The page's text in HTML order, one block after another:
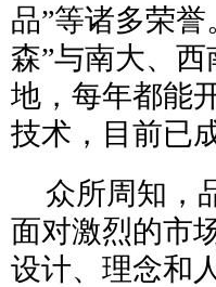
品”等诸多荣誉
森”与南大、
地，每年都能
技术，目前已
众所周知，
面对激烈的市
设计、理念和